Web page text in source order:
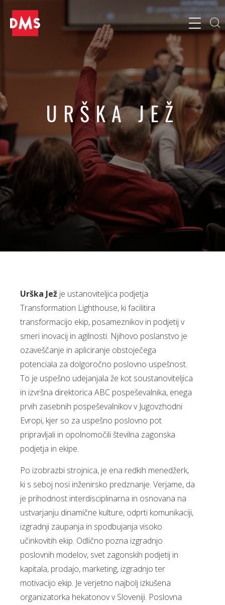
URŠKA JEŽ
Founder and CEO, Transformation Lighthouse
Urška Jež je ustanoviteljica podjetja
Transformation Lighthouse, ki facilitira
transformacijo ekip, posameznikov in podjetij v
smeri inovacij in agilnosti. Njihovo poslanstvo je
ozaveščanje in apliciranje obstoječega
potenciala za dolgoročno poslovno uspešnost.
To je uspešno udejanjala že kot soustanoviteljica
in izvršna direktorica ABC pospeševalnika, enega
prvih zasebnih pospeševalnikov v Jugovzhodni
Evropi, kjer so za uspešno poslovno pot
pripravljali in opolnomočili številna zagonska
podjetja in ekipe.
Po izobrazbi strojnica, je ena redkih menedžerk,
ki s seboj nosi inženirsko predznanje. Verjame, da
je prihodnost interdisciplinarna in osnovana na
ustvarjanju dinamične kulture, odprti komunikaciji,
izgradnji zaupanja in spodbujanja visoko
učinkovitih ekip. Odlično pozna izgradnjo
poslovnih modelov, svet zagonskih podjetij in
kapitala, prodajo, marketing, izgradnjo ter
motivacijo ekip. Je verjetno najbolj izkušena
organizatorka hekatonov v Sloveniji. Poslovna